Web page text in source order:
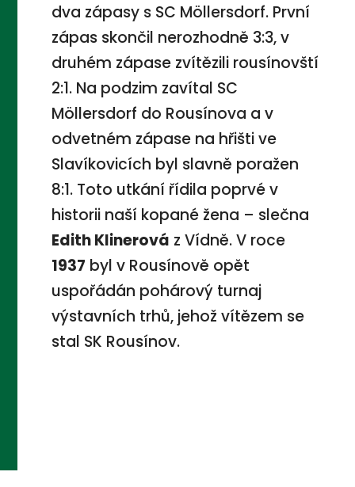
dva zápasy s SC Möllersdorf. První
zápas skončil nerozhodně 3:3, v
druhém zápase zvítězili rousínovští
2:1. Na podzim zavítal SC
Möllersdorf do Rousínova a v
odvetném zápase na hřišti ve
Slavíkovicích byl slavně poražen
8:1. Toto utkání řídila poprvé v
historii naší kopané žena – slečna
Edith Klinerová z Vídně. V roce
1937 byl v Rousínově opět
uspořádán pohárový turnaj
výstavních trhů, jehož vítězem se
stal SK Rousínov.